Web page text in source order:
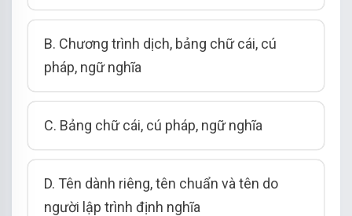
B. Chương trình dịch, bảng chữ cái, cú
pháp, ngữ nghĩa
C. Bảng chữ cái, cú pháp, ngữ nghĩa
D. Tên dành riêng, tên chuẩn và tên do
người lập trình định nghĩa